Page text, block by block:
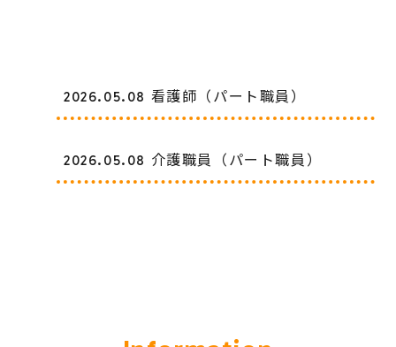
2026.05.08 看護師（パート職員）
2026.05.08 介護職員（パート職員）